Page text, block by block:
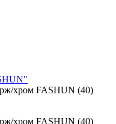
хром FASHUN (40)
хром FASHUN (40)